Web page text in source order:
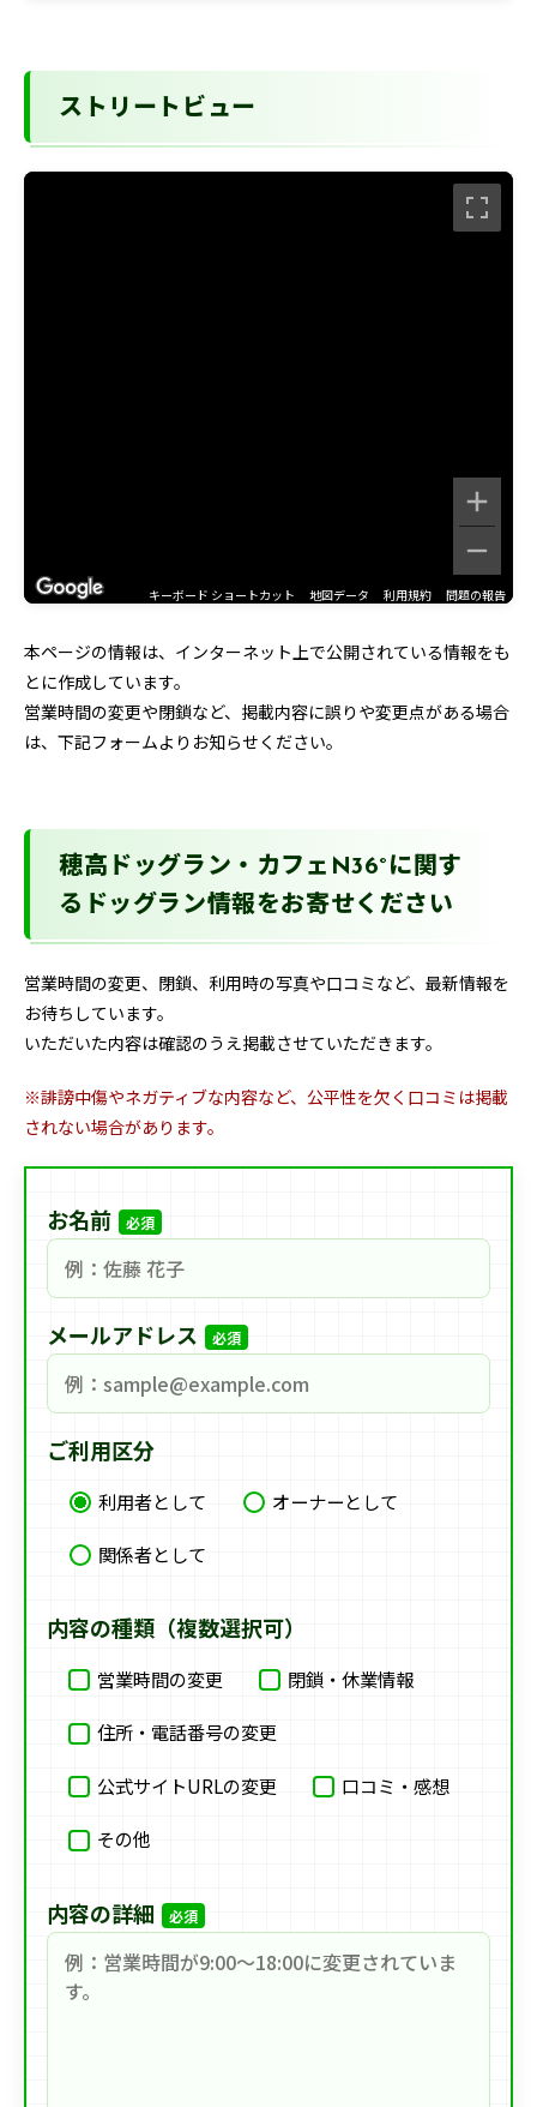
ストリートビュー
キーボード ショートカット 地図データ 利用規約 問題の報告
本ページの情報は、インターネット上で公開されている情報をも
とに作成しています。
営業時間の変更や閉鎖など、掲載内容に誤りや変更点がある場合
は、下記フォームよりお知らせください。
穂高ドッグラン・カフェN36°に関す
るドッグラン情報をお寄せください
営業時間の変更、閉鎖、利用時の写真や口コミなど、最新情報を
お待ちしています。
いただいた内容は確認のうえ掲載させていただきます。
※誹謗中傷やネガティブな内容など、公平性を欠く口コミは掲載
されない場合があります。
お名前 必須
メールアドレス 必須
ご利用区分
利用者として
オーナーとして
関係者として
内容の種類（複数選択可）
営業時間の変更 閉鎖・休業情報
住所・電話番号の変更
公式サイトURLの変更 口コミ・感想
その他
内容の詳細 必須